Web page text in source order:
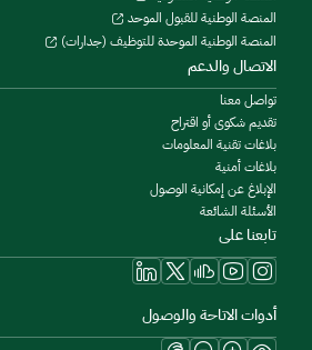
المنصة الوطنية للقبول الموحد
المنصة الوطنية الموحدة للتوظيف (جدارات)
الاتصال والدعم
تواصل معنا
تقديم شكوى أو اقتراح
بلاغات تقنية المعلومات
بلاغات أمنية
الإبلاغ عن إمكانية الوصول
الأسئلة الشائعة
تابعنا على
أدوات الاتاحة والوصول